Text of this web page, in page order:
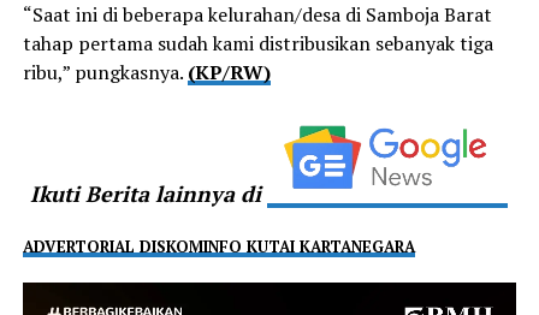
“Saat ini di beberapa kelurahan/desa di Samboja Barat
tahap pertama sudah kami distribusikan sebanyak tiga
ribu,” pungkasnya. (KP/RW)
Ikuti Berita lainnya di
ADVERTORIAL DISKOMINFO KUTAI KARTANEGARA